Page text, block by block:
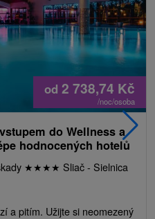
od 2 738,74 Kč
/noc/osoba
do Wellness a
hodnocených hotelů
★★★★ Sliač - Sielnica
a pitím. Užijte si neomezený